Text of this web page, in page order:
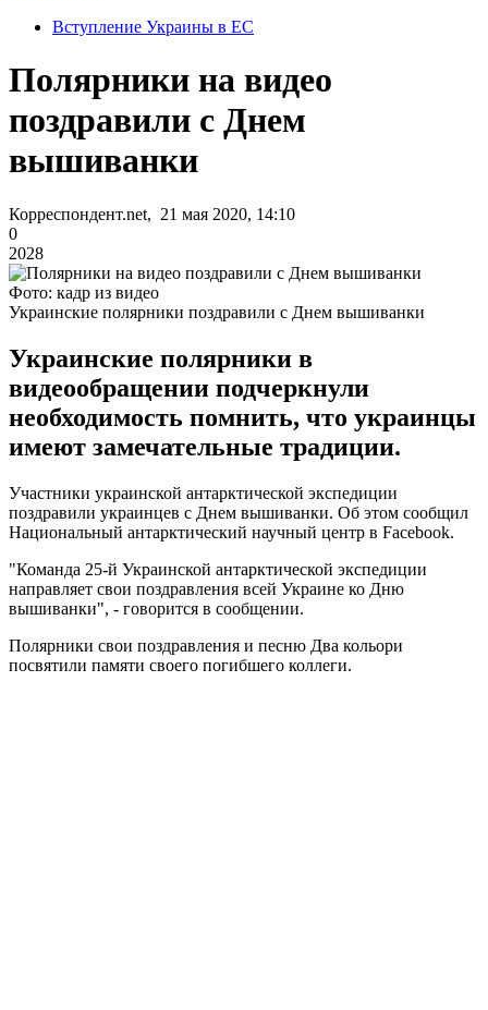
Вступление Украины в ЕС
Полярники на видео
поздравили с Днем
вышиванки
Корреспондент.net, 21 мая 2020, 14:10
0
2028
Фото: кадр из видео
Украинские полярники поздравили с Днем вышиванки
Украинские полярники в
видеообращении подчеркнули
необходимость помнить, что украинцы
имеют замечательные традиции.
Участники украинской антарктической экспедиции
поздравили украинцев с Днем вышиванки. Об этом сообщил
Национальный антарктический научный центр в Facebook.
"Команда 25-й Украинской антарктической экспедиции
направляет свои поздравления всей Украине ко Дню
вышиванки", - говорится в сообщении.
Полярники свои поздравления и песню Два кольори
посвятили памяти своего погибшего коллеги.